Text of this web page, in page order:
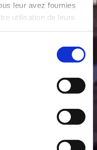
leur avez fournies
utilisation de leurs